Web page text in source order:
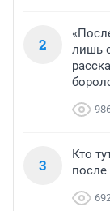
2
лишь
3
Кто
после